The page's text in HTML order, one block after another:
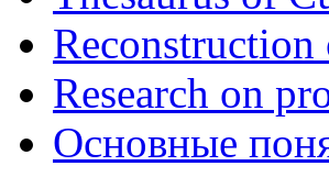
Research on
Основные